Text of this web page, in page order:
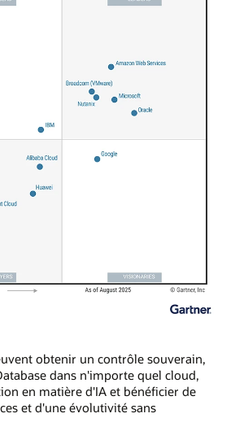
obtenir un contrôle souverain,
dans n'importe quel cloud,
en matière d'IA et bénéficier de
et d'une évolutivité sans